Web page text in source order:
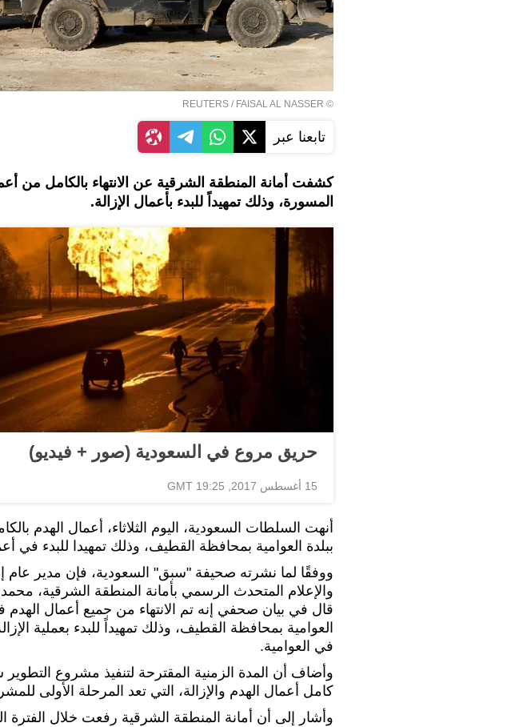
©
REUTERS / FAISAL AL NASSER
تابعنا عبر
كشفت أمانة المنطقة الشرقية عن الانتهاء بالكامل من
المسورة، وذلك تمهيداً للبدء بأعمال الإزالة.
حريق مروع في السعودية (صور + فيديو)
15 أغسطس 2017, 19:25 GMT
أنهت السلطات السعودية، اليوم الثلاثاء، أعمال الهدم
ببلدة العوامية بمحافظة القطيف، وذلك تمهيدا للبدء في
ووفقًا لما نشرته صحيفة "سبق" السعودية، فإن مدير عام
والإعلام المتحدث الرسمي بأمانة المنطقة الشرقية،
قال في بيان صحفي إنه تم الانتهاء من جميع أعمال
العوامية بمحافظة القطيف، وذلك تمهيداً للبدء بعملية
في العوامية.
وأضاف أن المدة الزمنية المقترحة لتنفيذ مشروع التطوير
كامل أعمال الهدم والإزالة، التي تعد المرحلة الأولى
وأشار إلى أن أمانة المنطقة الشرقية رفعت خلال الفترة